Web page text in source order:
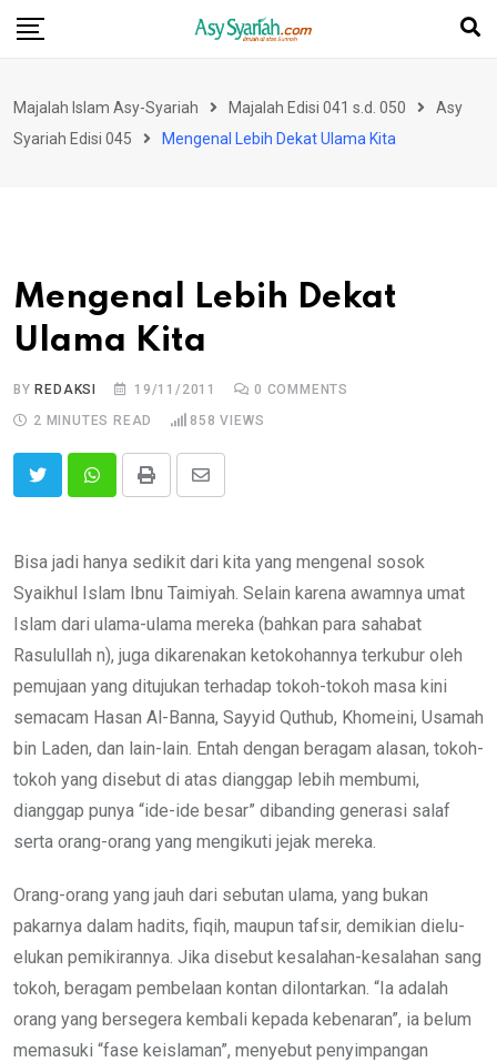
Skip
Majalah Islam Asy-Syariah Majalah Edisi 041 s.d. 050
Asy
Syariah Edisi 045
Mengenal Lebih Dekat Ulama Kita
Mengenal Lebih Dekat
Ulama Kita
BYREDAKSI 19/11/2011 0 COMMENTS
2 MINUTES READ
858 VIEWS
Print
Share
Email
Bisa jadi hanya sedikit dari kita yang mengenal sosok
Syaikhul Islam Ibnu Taimiyah. Selain karena awamnya umat
Islam dari ulama-ulama mereka (bahkan para sahabat
Rasulullah n), juga dikarenakan ketokohannya terkubur oleh
pemujaan yang ditujukan terhadap tokoh-tokoh masa kini
semacam Hasan Al-Banna, Sayyid Quthub, Khomeini, Usamah
bin Laden, dan lain-lain. Entah dengan beragam alasan, tokoh-
tokoh yang disebut di atas dianggap lebih membumi,
dianggap punya “ide-ide besar” dibanding generasi salaf
serta orang-orang yang mengikuti jejak mereka.
Orang-orang yang jauh dari sebutan ulama, yang bukan
pakarnya dalam hadits, fiqih, maupun tafsir, demikian dielu-
elukan pemikirannya. Jika disebut kesalahan-kesalahan sang
tokoh, beragam pembelaan kontan dilontarkan. “Ia adalah
orang yang bersegera kembali kepada kebenaran”, ia belum
memasuki “fase keislaman”, menyebut penyimpangan